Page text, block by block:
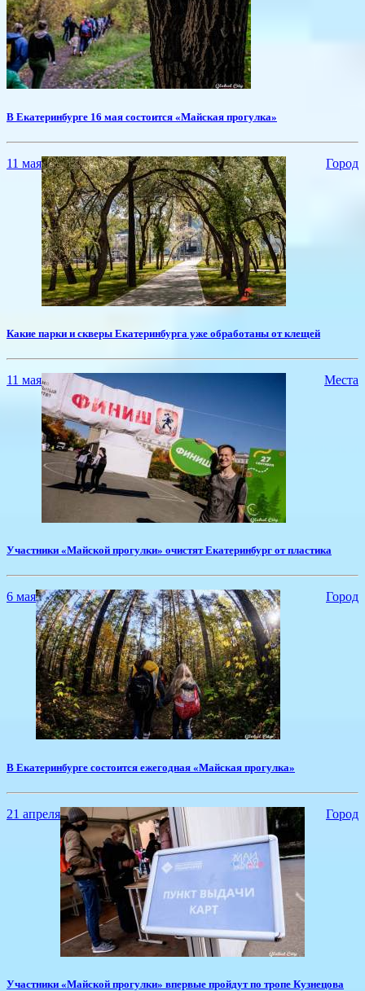
​В Екатеринбурге 16 мая состоится «Майская прогулка»
11 мая Город
​Какие парки и скверы Екатеринбурга уже обработаны от клещей
11 мая Места
​Участники «Майской прогулки» очистят Екатеринбург от пластика
6 мая Город
​В Екатеринбурге состоится ежегодная «Майская прогулка»
21 апреля Город
​Участники «Майской прогулки» впервые пройдут по тропе Кузнецова